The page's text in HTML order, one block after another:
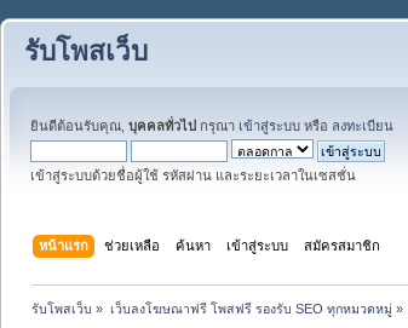
รับโพสเว็บ
ยินดีต้อนรับคุณ, บุคคลทั่วไป กรุณา เข้าสู่ระบบ หรือ ลงทะเบียน
เข้าสู่ระบบด้วยชื่อผู้ใช้ รหัสผ่าน และระยะเวลาในเซสชั่น
หน้าแรก ช่วยเหลือ ค้นหา เข้าสู่ระบบ สมัครสมาชิก
รับโพสเว็บ » เว็บลงโฆษณาฟรี โพสฟรี รองรับ SEO ทุกหมวดหมู่»